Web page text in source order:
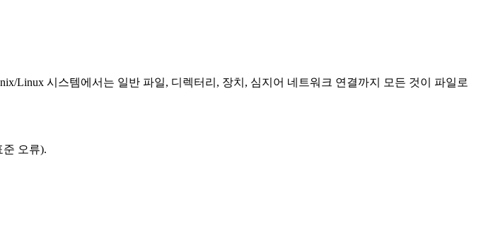
Linux 시스템에서는 일반 파일, 디렉터리, 장치, 심지어 네트워크 연결까지 모든 것이 파일로
준 오류).